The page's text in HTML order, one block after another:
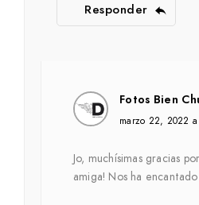
Responder
Fotos Bien
marzo 22, 2022
Jo, muchísimas gracias
amiga! Nos ha